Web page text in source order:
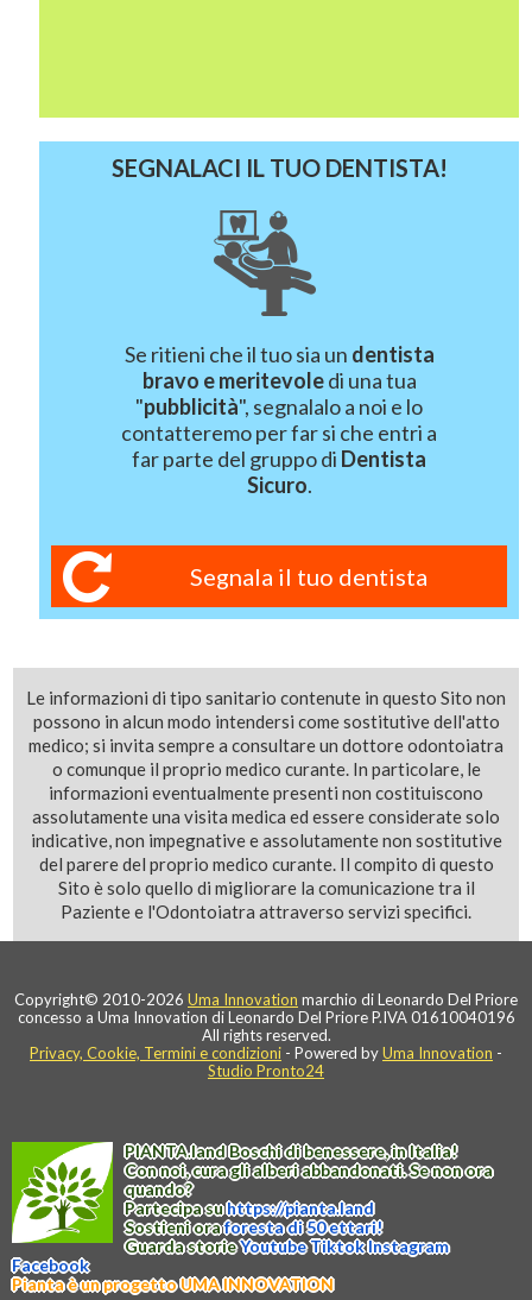
SEGNALACI IL TUO DENTISTA!
Se ritieni che il tuo sia un dentista
bravo e meritevoledi una tua
"pubblicità", segnalalo a noi e lo
contatteremo per far si che entri a
far parte del gruppo di Dentista
Sicuro.
Segnala il tuo dentista
Le informazioni di tipo sanitario contenute in questo Sito non
possono in alcun modo intendersi come sostitutive dell'atto
medico; si invita sempre a consultare un dottore odontoiatra
o comunque il proprio medico curante. In particolare, le
informazioni eventualmente presenti non costituiscono
assolutamente una visita medica ed essere considerate solo
indicative, non impegnative e assolutamente non sostitutive
del parere del proprio medico curante. Il compito di questo
Sito è solo quello di migliorare la comunicazione tra il
Paziente e l'Odontoiatra attraverso servizi specifici.
Copyright© 2010-2026 Uma Innovation marchio di Leonardo Del Priore
concesso a Uma Innovation di Leonardo Del Priore P.IVA 01610040196
All rights reserved.
Privacy, Cookie, Termini e condizioni - Powered byUma Innovation -
Studio Pronto24
PIANTA.landBoschi di benessere, in Italia!
Con noi, cura gli alberi abbandonati. Se non ora
quando?
Partecipa suhttps://pianta.land
Sostieni oraforesta di 50 ettari!
Guarda storieYoutubeTiktokInstagram
Facebook
Pianta è un progetto UMA INNOVATION